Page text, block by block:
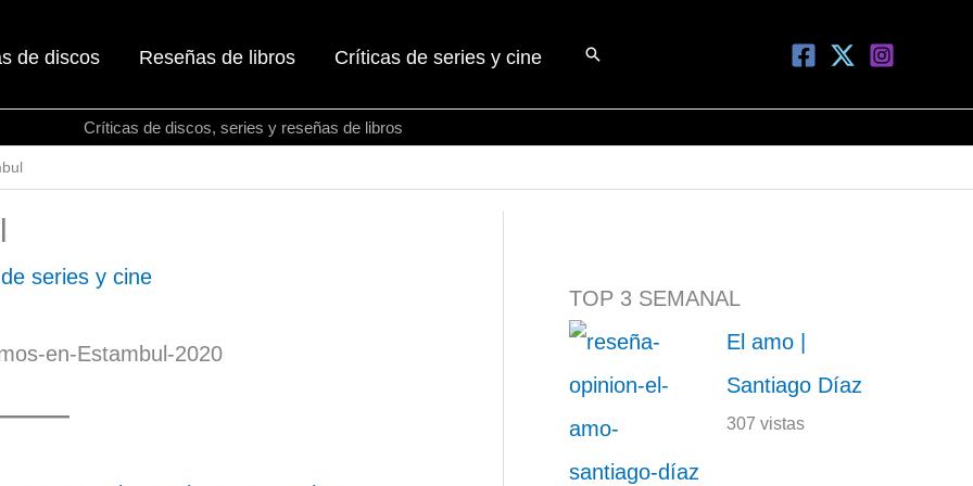
de discos Reseñas de libros Críticas de series y cine Buscar
Críticas de discos, series y reseñas de libros
series y cine
TOP 3 SEMANAL
El amo |
Santiago Díaz
307 vistas